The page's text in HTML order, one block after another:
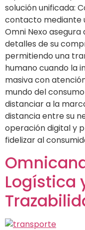
solución unificada:
contacto mediante
Omni Nexo
detalles de su
permitiendo una
humano cuando la
masiva con
mundo del
distanciar a la
distancia entre su
operación digital y
fidelizar al
Logística